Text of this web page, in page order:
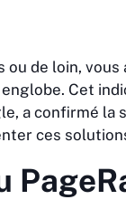
ou de loin,
Cet
a confirmé
ces